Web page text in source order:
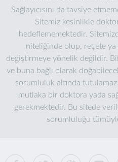
Sağlayıcısını da tavsiye
Sitemiz kesinlikle
hedeflememektedir.
niteliğinde olup, reçete
değiştirmeye yönelik değildir.
ve buna bağlı olarak
sorumluluk altında
mutlaka bir doktora yada
gerekmektedir. Bu sitede
sorumluluğu